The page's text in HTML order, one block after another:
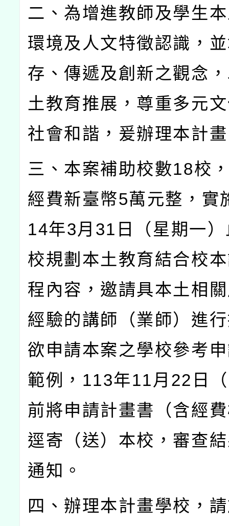
二、為增進教師及學生
環境及人文特徵認識，
存、傳遞及創新之觀念
土教育推展，尊重多元
社會和諧，爰辦理本計
三、本案補助校數18校
經費新臺幣5萬元整，實
14年3月 31 日（星期一
校規劃本土教育結合校
程內容，邀請具本土相
經驗的講師（業師）進
欲申請本案之學校參考
範例， 113年11月 22 日
前將申請計畫書（含經
逕寄（送）本校，審查
通知。
四、辦理本計畫學校，